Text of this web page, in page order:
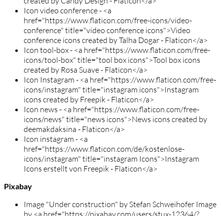
Icon video conference - <a
href="https://www.flaticon.com/free-icons/video-
conference" title="video conference icons">Video
conference icons created by Talha Dogar - Flaticon</a>
Icon tool-box - <a href="https://www.flaticon.com/free-
icons/tool-box" title="tool box icons">Tool box icons
created by Rosa Suave - Flaticon</a>
Icon Instagram - <a href="https://www.flaticon.com/free-
icons/instagram" title="instagram icons">Instagram
icons created by Freepik - Flaticon</a>
Icon news - <a href="https://www.flaticon.com/free-
icons/news" title="news icons">News icons created by
deemakdaksina - Flaticon</a>
Icon instagram - <a
href="https://www.flaticon.com/de/kostenlose-
icons/instagram" title="instagram Icons">Instagram
Icons erstellt von Freepik - Flaticon</a>
Pixabay
Image "Under construction" by Stefan Schweihofer Image
by <a href="https://pixabay.com/users/stux-12364/?